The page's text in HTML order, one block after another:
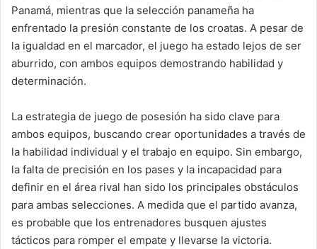
Panamá, mientras que la selección panameña ha
enfrentado la presión constante de los croatas. A pesar de
la igualdad en el marcador, el juego ha estado lejos de ser
aburrido, con ambos equipos demostrando habilidad y
determinación.
La estrategia de juego de posesión ha sido clave para
ambos equipos, buscando crear oportunidades a través de
la habilidad individual y el trabajo en equipo. Sin embargo,
la falta de precisión en los pases y la incapacidad para
definir en el área rival han sido los principales obstáculos
para ambas selecciones. A medida que el partido avanza,
es probable que los entrenadores busquen ajustes
tácticos para romper el empate y llevarse la victoria.